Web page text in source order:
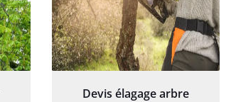
Devis élagage arbre